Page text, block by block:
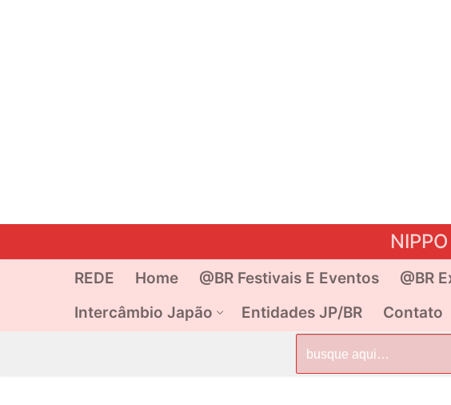
REDE Home @BR Festivais E Eventos @BR
Intercâmbio Japão
Entidades JP/BR Contato
por: